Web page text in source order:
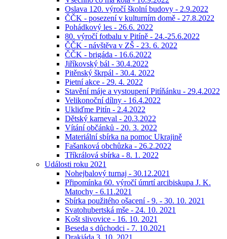
Oslava 120. výročí školní budovy - 2.9.2022
ČČK - posezení v kulturním domě - 27.8.2022
Pohádkový les - 26.6. 2022
80. výročí fotbalu v Pitíně - 24.-25.6.2022
ČČK - návštěva v ZŠ - 23. 6. 2022
ČČK - brigáda - 16.6.2022
Jiříkovský bál - 30.4.2022
Pitěnský škrpál - 30.4. 2022
Pietní akce - 29. 4. 2022
Stavění máje a vystoupení Pitíňánku - 29.4.2022
Velikonoční dílny - 16.4.2022
Ukliďme Pitín - 2.4.2022
Dětský karneval - 20.3.2022
Vítání občánků - 20. 3. 2022
Materiální sbírka na pomoc Ukrajině
Fašanková obchůzka - 26.2.2022
Tříkrálová sbírka - 8. 1. 2022
Události roku 2021
Nohejbalový turnaj - 30.12.2021
Připomínka 60. výročí úmrtí arcibiskupa J. K.
Matochy - 6.11.2021
Sbírka použitého ošacení - 9. - 30. 10. 2021
Svatohubertská mše - 24. 10. 2021
Košt slivovice - 16. 10. 2021
Beseda s důchodci - 7. 10.2021
Drakiáda 3. 10. 2021